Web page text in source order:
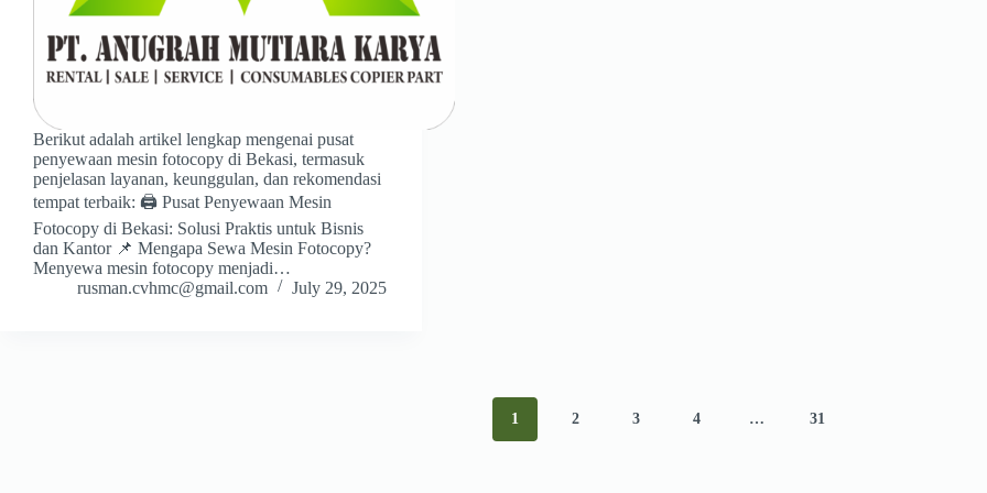
Berikut adalah artikel lengkap mengenai pusat
penyewaan mesin fotocopy di Bekasi, termasuk
penjelasan layanan, keunggulan, dan rekomendasi
tempat terbaik: 🖨️ Pusat Penyewaan Mesin
Fotocopy di Bekasi: Solusi Praktis untuk Bisnis
dan Kantor 📌 Mengapa Sewa Mesin Fotocopy?
Menyewa mesin fotocopy menjadi…
rusman.cvhmc@gmail.com
July 29, 2025
1 2 3 4 … 31